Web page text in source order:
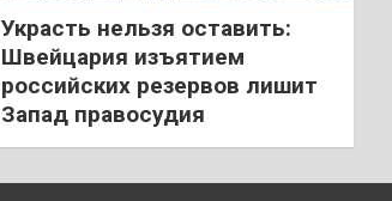
Украсть нельзя оставить:
Швейцария изъятием
российских резервов лишит
Запад правосудия